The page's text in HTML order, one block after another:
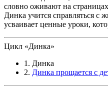
словно оживают на
Динка учится справляться с
усваивает ценные уроки,
Цикл «Динка»
1. Динка
2. Динка прощается с